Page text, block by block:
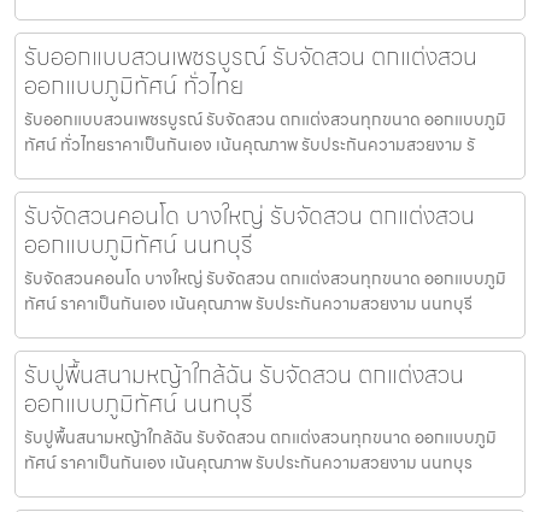
รับออกแบบสวนเพชรบูรณ์ รับจัดสวน ตกแต่งสวน
ออกแบบภูมิทัศน์ ทั่วไทย
รับออกแบบสวนเพชรบูรณ์ รับจัดสวน ตกแต่งสวนทุกขนาด ออกแบบภูมิ
ทัศน์ ทั่วไทยราคาเป็นกันเอง เน้นคุณภาพ รับประกันความสวยงาม รั
รับจัดสวนคอนโด บางใหญ่ รับจัดสวน ตกแต่งสวน
ออกแบบภูมิทัศน์ นนทบุรี
รับจัดสวนคอนโด บางใหญ่ รับจัดสวน ตกแต่งสวนทุกขนาด ออกแบบภูมิ
ทัศน์ ราคาเป็นกันเอง เน้นคุณภาพ รับประกันความสวยงาม นนทบุรี
รับปูพื้นสนามหญ้าใกล้ฉัน รับจัดสวน ตกแต่งสวน
ออกแบบภูมิทัศน์ นนทบุรี
รับปูพื้นสนามหญ้าใกล้ฉัน รับจัดสวน ตกแต่งสวนทุกขนาด ออกแบบภูมิ
ทัศน์ ราคาเป็นกันเอง เน้นคุณภาพ รับประกันความสวยงาม นนทบุร